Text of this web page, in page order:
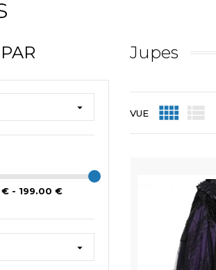

€ - 199.00 €

Corbeau en Résine 'Corvus Alchemica'
'Damask Gothic' en Brocart Noir
Jupes
VUE  